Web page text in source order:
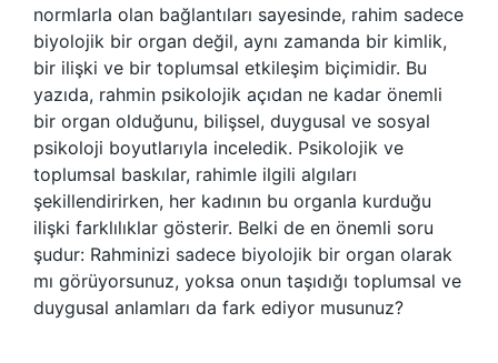
normlarla olan bağlantıları sayesinde, rahim sadece
biyolojik bir organ değil, aynı zamanda bir kimlik,
bir ilişki ve bir toplumsal etkileşim biçimidir. Bu
yazıda, rahmin psikolojik açıdan ne kadar önemli
bir organ olduğunu, bilişsel, duygusal ve sosyal
psikoloji boyutlarıyla inceledik. Psikolojik ve
toplumsal baskılar, rahimle ilgili algıları
şekillendirirken, her kadının bu organla kurduğu
ilişki farklılıklar gösterir. Belki de en önemli soru
şudur: Rahminizi sadece biyolojik bir organ olarak
mı görüyorsunuz, yoksa onun taşıdığı toplumsal ve
duygusal anlamları da fark ediyor musunuz?